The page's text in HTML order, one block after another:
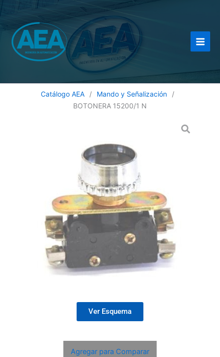
al
contenido
Catálogo AEA / Mando y Señalización
/
BOTONERA 15200/1 N
Ver Esquema
Agregar para Comparar